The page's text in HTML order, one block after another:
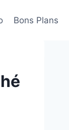
Bons Plans